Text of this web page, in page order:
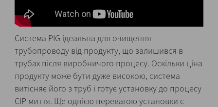
Система PIG ідеальна для очищення
трубопроводу від продукту, що залишився в
трубах після виробничого процесу. Оскільки ціна
продукту може бути дуже високою, система
витісняє його з труб і готує установку до процесу
CIP миття. Ще однією перевагою установки є